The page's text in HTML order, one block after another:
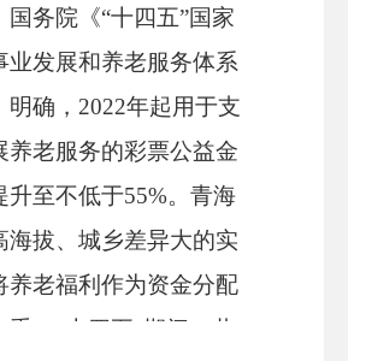
国务院《“十四五”国家
业发展和养老服务体系
明确，2022年起用于支
养老服务的彩票公益金
升至不低于55%。青海
海拔、城乡差异大的实
养老福利作为资金分配
重，“十四五”期间，共